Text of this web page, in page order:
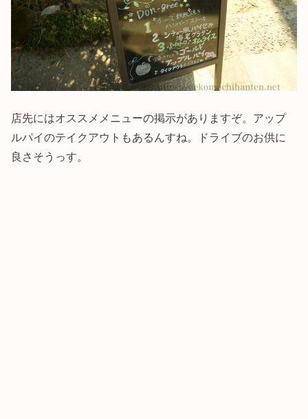
店先にはオススメメニューの掲示がありますぞ。アップ
ルパイのテイクアウトもあるんすね。ドライブのお供に
良さそうっす。